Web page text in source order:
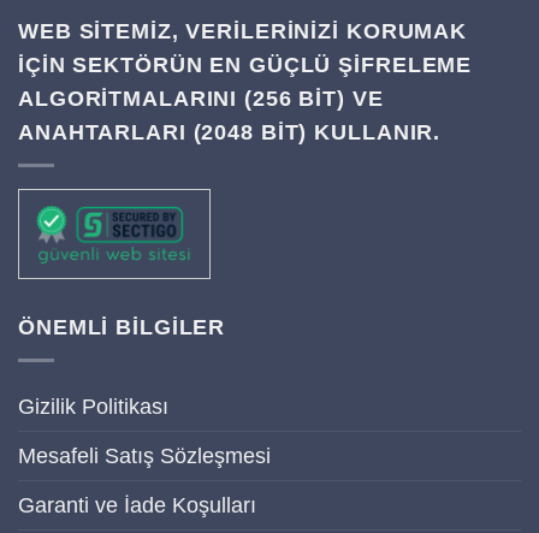
WEB SITEMIZ, VERILERINIZI KORUMAK
IÇIN SEKTÖRÜN EN GÜÇLÜ ŞIFRELEME
ALGORITMALARINI (256 BIT) VE
ANAHTARLARI (2048 BIT) KULLANIR.
ÖNEMLİ BİLGİLER
Gizilik Politikası
Mesafeli Satış Sözleşmesi
Garanti ve İade Koşulları